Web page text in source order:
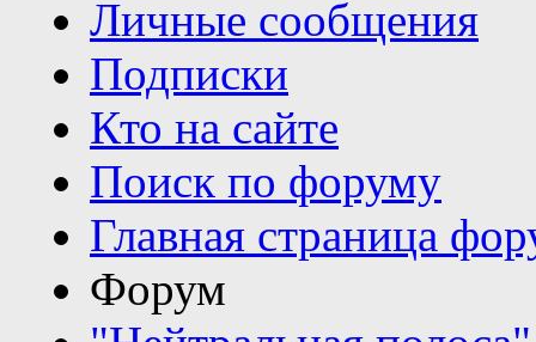
Личные сообщения
Подписки
Кто на сайте
Поиск по форуму
Главная страница
Форум